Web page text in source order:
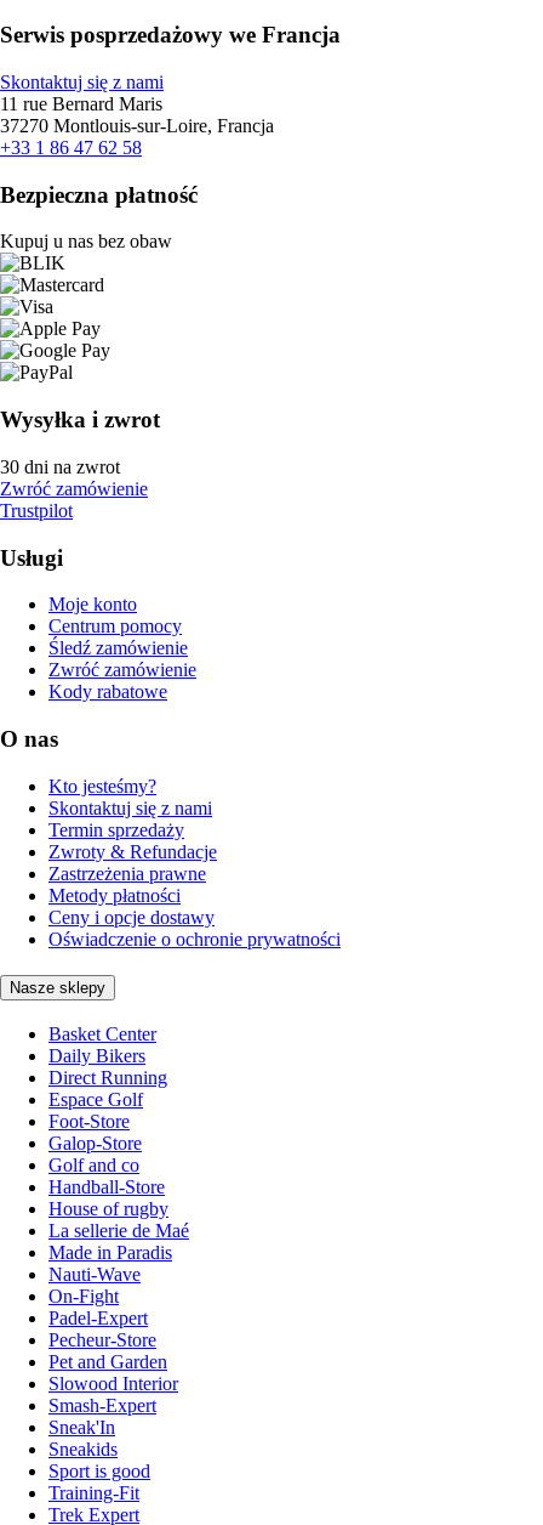
Serwis posprzedażowy we Francja
Skontaktuj się z nami
11 rue Bernard Maris
37270 Montlouis-sur-Loire, Francja
+33 1 86 47 62 58
Bezpieczna płatność
Kupuj u nas bez obaw
Wysyłka i zwrot
30 dni na zwrot
Zwróć zamówienie
Trustpilot
Usługi
Moje konto
Centrum pomocy
Śledź zamówienie
Zwróć zamówienie
Kody rabatowe
O nas
Kto jesteśmy?
Skontaktuj się z nami
Termin sprzedaży
Zwroty & Refundacje
Zastrzeżenia prawne
Metody płatności
Ceny i opcje dostawy
Oświadczenie o ochronie prywatności
Nasze sklepy
Basket Center
Daily Bikers
Direct Running
Espace Golf
Foot-Store
Galop-Store
Golf and co
Handball-Store
House of rugby
La sellerie de Maé
Made in Paradis
Nauti-Wave
On-Fight
Padel-Expert
Pecheur-Store
Pet and Garden
Slowood Interior
Smash-Expert
Sneak'In
Sneakids
Sport is good
Training-Fit
Trek Expert